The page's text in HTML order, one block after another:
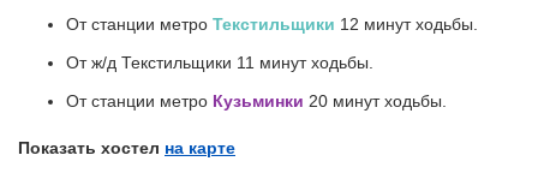
От станции метро Текстильщики 12 минут ходьбы.
От ж/д Текстильщики 11 минут ходьбы.
От станции метро Кузьминки 20 минут ходьбы.
Показать хостел на карте